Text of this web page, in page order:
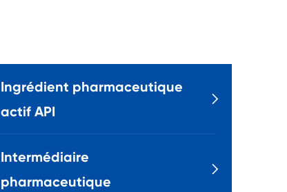
Ingrédient pharmaceutique
actif API

Intermédiaire
pharmaceutique
